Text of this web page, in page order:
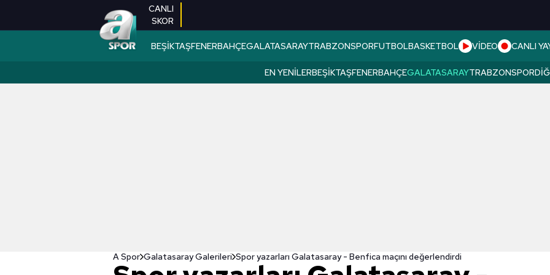
CANLI
SKOR
BEŞİKTAŞFENERBAHÇEGALATASARAYTRABZONSPORFUTBOLBASKETBOL VİDEO CANLI
EN YENILERBEŞIKTAŞFENERBAHÇEGALATASARAYTRABZONSPOR
A Spor Galatasaray Galerileri Spor yazarları Galatasaray - Benfica maçını değerlendirdi